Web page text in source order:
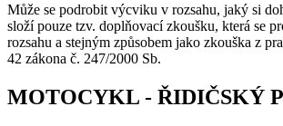
Může se podrobit výcviku v rozsahu, jaký si
složí pouze tzv. doplňovací zkoušku, která se
rozsahu a stejným způsobem jako zkouška z
42 zákona č. 247/2000 Sb.
MOTOCYKL - ŘIDIČSKÝ